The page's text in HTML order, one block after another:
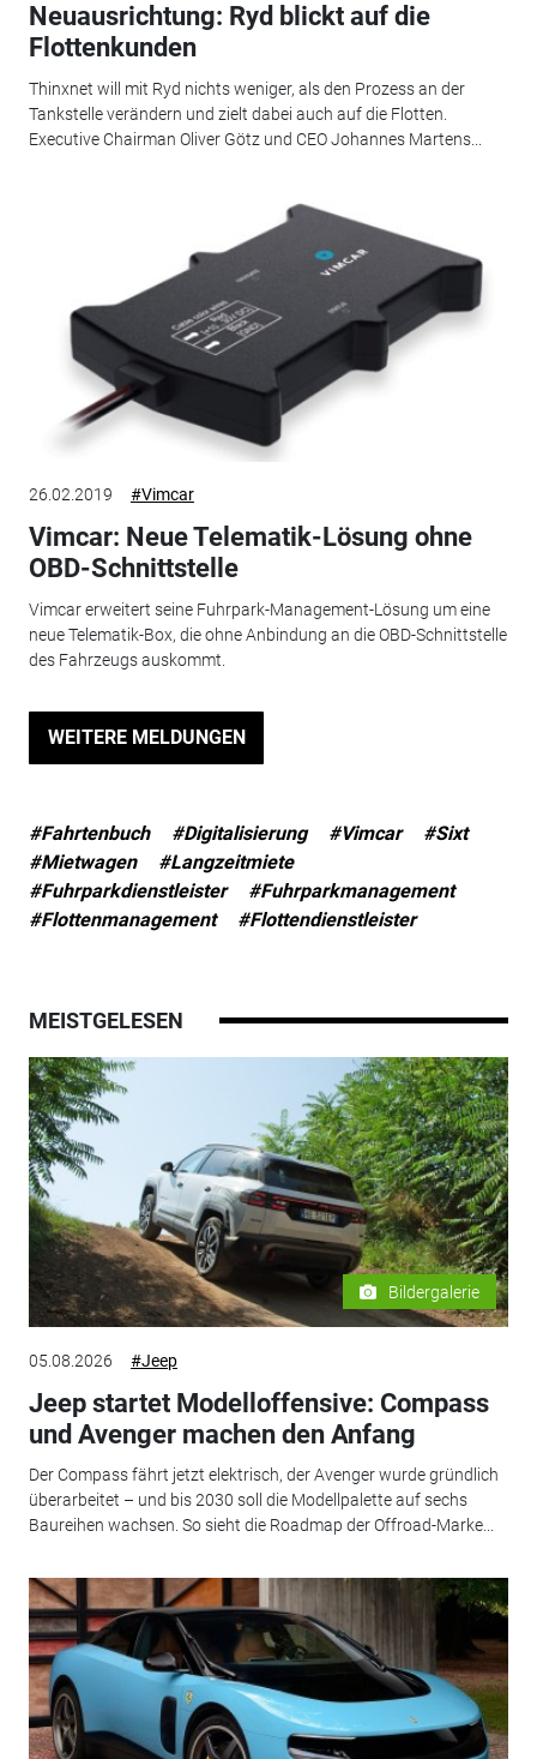
Neuausrichtung: Ryd blickt auf die
Flottenkunden
Thinxnet will mit Ryd nichts weniger, als den Prozess an der
Tankstelle verändern und zielt dabei auch auf die Flotten.
Executive Chairman Oliver Götz und CEO Johannes Martens...
26.02.2019 #Vimcar
Vimcar: Neue Telematik-Lösung ohne
OBD-Schnittstelle
Vimcar erweitert seine Fuhrpark-Management-Lösung um eine
neue Telematik-Box, die ohne Anbindung an die OBD-Schnittstelle
des Fahrzeugs auskommt.
WEITERE MELDUNGEN
#Fahrtenbuch #Digitalisierung #Vimcar
#Sixt
#Mietwagen
#Langzeitmiete
#Fuhrparkdienstleister
#Fuhrparkmanagement
#Flottenmanagement
#Flottendienstleister
MEISTGELESEN
Bildergalerie
05.08.2026 #Jeep
Jeep startet Modelloffensive: Compass
und Avenger machen den Anfang
Der Compass fährt jetzt elektrisch, der Avenger wurde gründlich
überarbeitet – und bis 2030 soll die Modellpalette auf sechs
Baureihen wachsen. So sieht die Roadmap der Offroad-Marke...